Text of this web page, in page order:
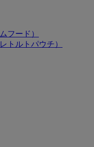
フード）
トルトパウチ）